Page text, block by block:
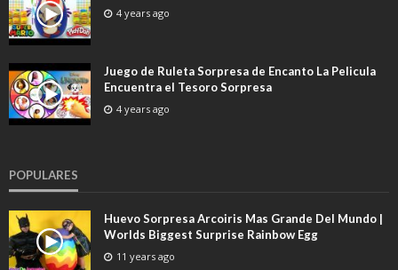
4 years ago
Juego de Ruleta Sorpresa de Encanto La Pelicula
Encuentra el Tesoro Sorpresa
4 years ago
POPULARES
Huevo Sorpresa Arcoiris Mas Grande Del Mundo |
Worlds Biggest Surprise Rainbow Egg
11 years ago